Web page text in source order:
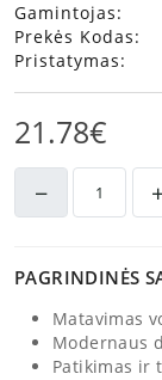
Gamintojas:
Prekės Kodas:
Pristatymas:
21.78€
PAGRINDINĖS
Matavimas
Modernaus
Patikimas ir